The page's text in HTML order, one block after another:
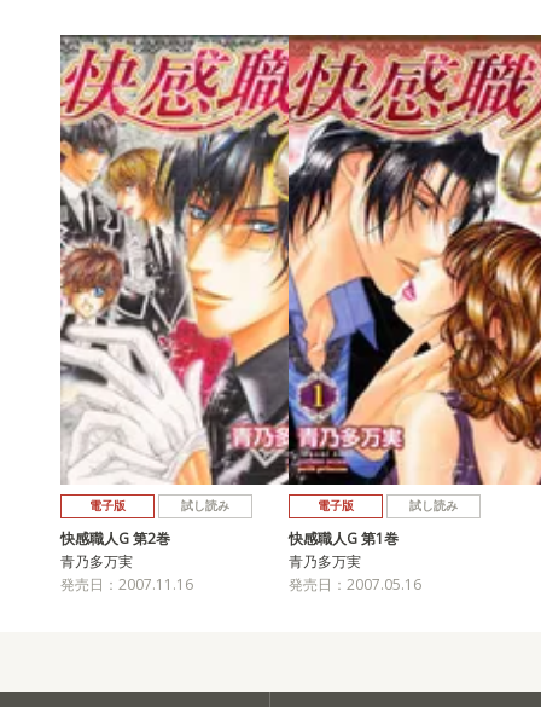
電子版 試し読み
快感職人G 第2巻
青乃多万実
発売日：2007.11.16
電子版 試し読み
快感職人G 第1巻
青乃多万実
発売日：2007.05.16